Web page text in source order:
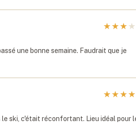
★ ★ ★ ★
une bonne semaine. Faudrait que je
★ ★ ★ ★
ski, c'était réconfortant. Lieu idéal pour